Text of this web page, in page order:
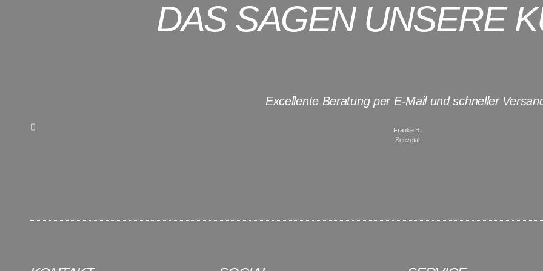
DAS SAGEN UNSERE
Excellente Beratung per E-Mail und schneller
Frauke B.
Seevetal